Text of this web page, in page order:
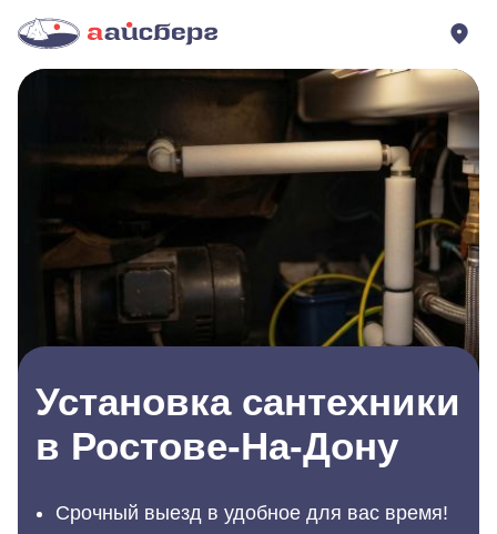
Установка сантехники
в Ростове-На-Дону
Срочный выезд в удобное для вас время!